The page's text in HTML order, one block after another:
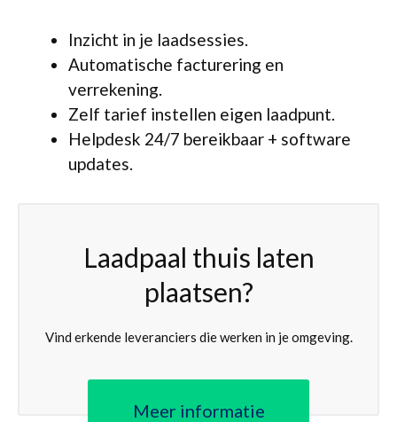
Inzicht in je laadsessies.
Automatische facturering en
verrekening.
Zelf tarief instellen eigen laadpunt.
Helpdesk 24/7 bereikbaar + software
updates.
Laadpaal thuis laten
plaatsen?
Vind erkende leveranciers die werken in je omgeving.
Meer informatie